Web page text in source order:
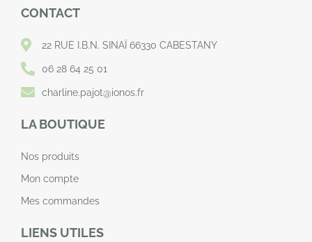
CONTACT
22 RUE I.B.N. SINAÏ 66330 CABESTANY
06 28 64 25 01
charline.pajot@ionos.fr
LA BOUTIQUE
Nos produits
Mon compte
Mes commandes
LIENS UTILES